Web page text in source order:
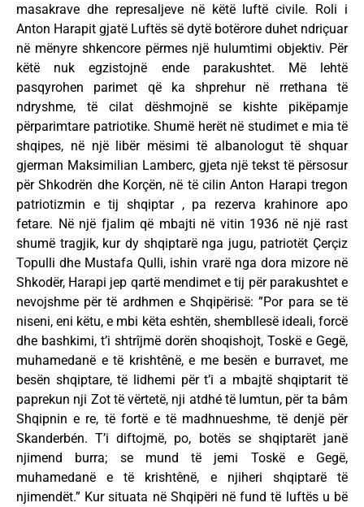
masakrave dhe represaljeve në këtë luftë civile. Roli i
Anton Harapit gjatë Luftës së dytë botërore duhet ndriçuar
në mënyre shkencore përmes një hulumtimi objektiv. Për
këtë nuk egzistojnë ende parakushtet. Më lehtë
pasqyrohen parimet që ka shprehur në rrethana të
ndryshme, të cilat dëshmojnë se kishte pikëpamje
përparimtare patriotike. Shumë herët në studimet e mia të
shqipes, në një libër mësimi të albanologut të shquar
gjerman Maksimilian Lamberc, gjeta një tekst të përsosur
për Shkodrën dhe Korçën, në të cilin Anton Harapi tregon
patriotizmin e tij shqiptar , pa rezerva krahinore apo
fetare. Në një fjalim që mbajti në vitin 1936 në një rast
shumë tragjik, kur dy shqiptarë nga jugu, patriotët Çerçiz
Topulli dhe Mustafa Qulli, ishin vrarë nga dora mizore në
Shkodër, Harapi jep qartë mendimet e tij për parakushtet e
nevojshme për të ardhmen e Shqipërisë: ”Por para se të
niseni, eni këtu, e mbi këta eshtën, shembllesë ideali, forcë
dhe bashkimi, t’i shtrîjmë dorën shoqishojt, Toskë e Gegë,
muhamedanë e të krishtênë, e me besën e burravet, me
besën shqiptare, të lidhemi për t’i a mbajtë shqiptarit të
paprekun nji Zot të vërtetë, nji atdhé të lumtun, për ta bâm
Shqipnin e re, të fortë e të madhnueshme, të denjë për
Skanderbén. T’i diftojmë, po, botës se shqiptarët janë
njimend burra; se mund të jemi Toskë e Gegë,
muhamedanë e të krishtênë, e njiheri shqiptarë të
njimendët.” Kur situata në Shqipëri në fund të luftës u bë